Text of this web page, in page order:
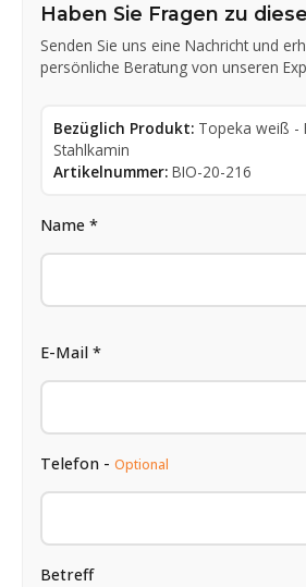
Haben Sie Fragen zu
Senden Sie uns eine Nachricht und
persönliche Beratung von unseren
Bezüglich Produkt: Topeka weiß -
Stahlkamin
Artikelnummer: BIO-20-216
Name *
E-Mail *
Telefon - Optional
Betreff